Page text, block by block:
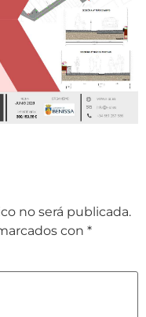
no será publicada.
con *